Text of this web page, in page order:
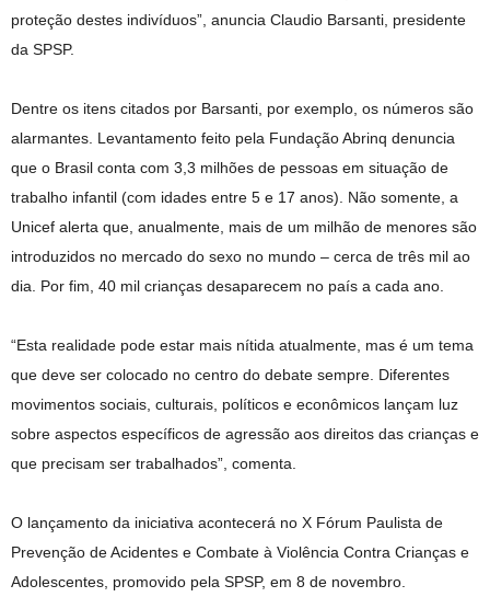
proteção destes indivíduos”, anuncia Claudio Barsanti, presidente
da SPSP.
Dentre os itens citados por Barsanti, por exemplo, os números são
alarmantes. Levantamento feito pela Fundação Abrinq denuncia
que o Brasil conta com 3,3 milhões de pessoas em situação de
trabalho infantil (com idades entre 5 e 17 anos). Não somente, a
Unicef alerta que, anualmente, mais de um milhão de menores são
introduzidos no mercado do sexo no mundo – cerca de três mil ao
dia. Por fim, 40 mil crianças desaparecem no país a cada ano.
“Esta realidade pode estar mais nítida atualmente, mas é um tema
que deve ser colocado no centro do debate sempre. Diferentes
movimentos sociais, culturais, políticos e econômicos lançam luz
sobre aspectos específicos de agressão aos direitos das crianças e
que precisam ser trabalhados”, comenta.
O lançamento da iniciativa acontecerá no X Fórum Paulista de
Prevenção de Acidentes e Combate à Violência Contra Crianças e
Adolescentes, promovido pela SPSP, em 8 de novembro.